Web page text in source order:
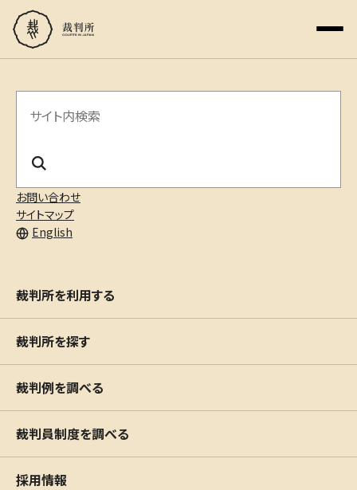
お問い合わせ
サイトマップ
English
サ
内
検
裁判所を利用する
裁判所を探す
裁判例を調べる
裁判員制度を調べる
採用情報